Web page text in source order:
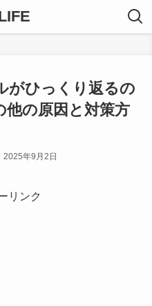
がひっくり返るの
他の原因と対策方
2025年9月2日
リンク